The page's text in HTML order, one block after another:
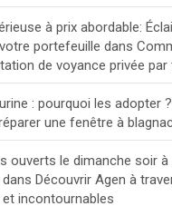
à prix abordable:
portefeuille dans
de voyance privée par
: pourquoi les adopter
une fenêtre à
ouverts le dimanche soir
dans Découvrir Agen à
incontournables